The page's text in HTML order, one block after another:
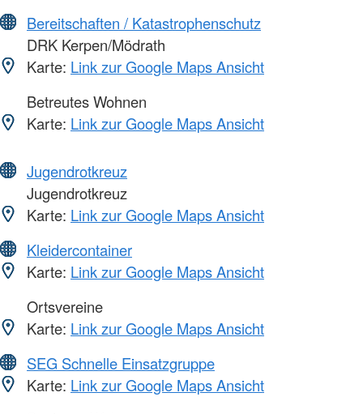
Bereitschaften / Katastrophenschutz
DRK Kerpen/Mödrath
Karte: Link zur Google Maps Ansicht
Betreutes Wohnen
Karte: Link zur Google Maps Ansicht
Jugendrotkreuz
Jugendrotkreuz
Karte: Link zur Google Maps Ansicht
Kleidercontainer
Karte: Link zur Google Maps Ansicht
Ortsvereine
Karte: Link zur Google Maps Ansicht
SEG Schnelle Einsatzgruppe
Karte: Link zur Google Maps Ansicht